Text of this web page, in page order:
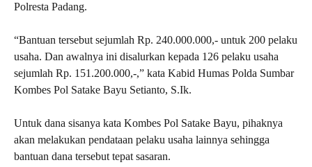
Polresta Padang.
“Bantuan tersebut sejumlah Rp. 240.000.000,- untuk 200 pelaku
usaha. Dan awalnya ini disalurkan kepada 126 pelaku usaha
sejumlah Rp. 151.200.000,-,” kata Kabid Humas Polda Sumbar
Kombes Pol Satake Bayu Setianto, S.Ik.
Untuk dana sisanya kata Kombes Pol Satake Bayu, pihaknya
akan melakukan pendataan pelaku usaha lainnya sehingga
bantuan dana tersebut tepat sasaran.